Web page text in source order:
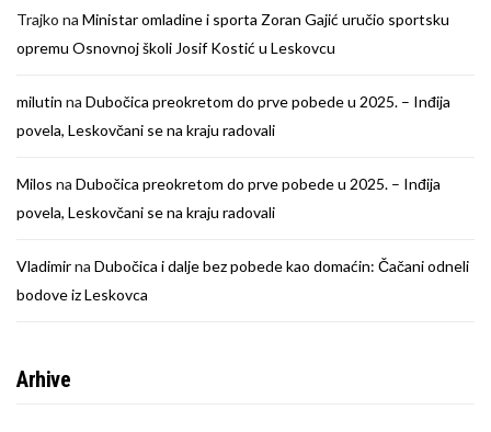
Trajko na Ministar omladine i sporta Zoran Gajić uručio sportsku
opremu Osnovnoj školi Josif Kostić u Leskovcu
milutin na Dubočica preokretom do prve pobede u 2025. – Inđija
povela, Leskovčani se na kraju radovali
Milos na Dubočica preokretom do prve pobede u 2025. – Inđija
povela, Leskovčani se na kraju radovali
Vladimirna Dubočica i dalje bez pobede kao domaćin: Čačani odneli
bodove iz Leskovca
Arhive